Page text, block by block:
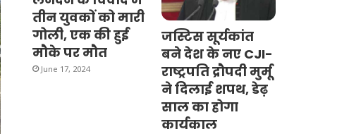
तीन युवकों को मारी
गोली, एक की हुई
मौके पर मौत
June 17, 2024
जस्टिस सूर्यकांत
बने देश के नए CJI-
राष्ट्रपति द्रौपदी मुर्मू
ने दिलाई शपथ, डेढ़
साल का होगा
कार्यकाल